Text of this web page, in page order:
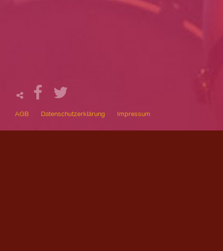
AGB Datenschutzerklärung Impressum